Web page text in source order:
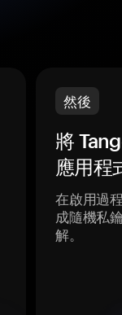
然後
將
應用程
在啟用過
成隨機私
解。